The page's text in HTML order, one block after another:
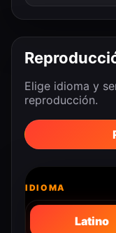
Elige idioma y
reproducción.
IDIOMA
Latino